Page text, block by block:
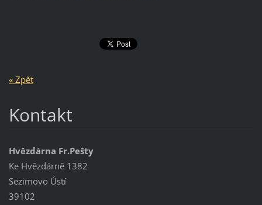
« Zpět
Kontakt
Hvězdárna Fr.Pešty
Ke Hvězdárně 1382
Sezimovo Ústí
39102